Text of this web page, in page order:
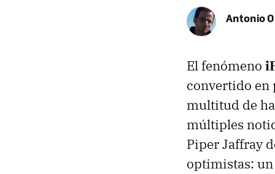
Antonio
El fenómeno
convertido en
multitud de
múltiples
Piper Jaffray
optimistas: